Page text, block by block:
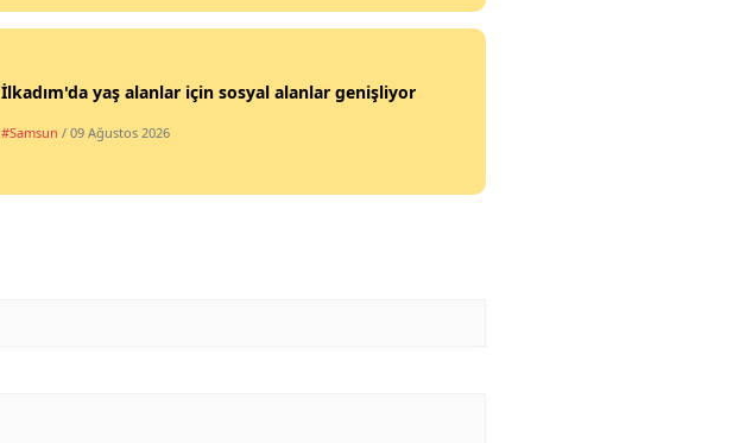
İlkadım'da yaş alanlar için sosyal alanlar genişliyor
#Samsun / 09 Ağustos 2026